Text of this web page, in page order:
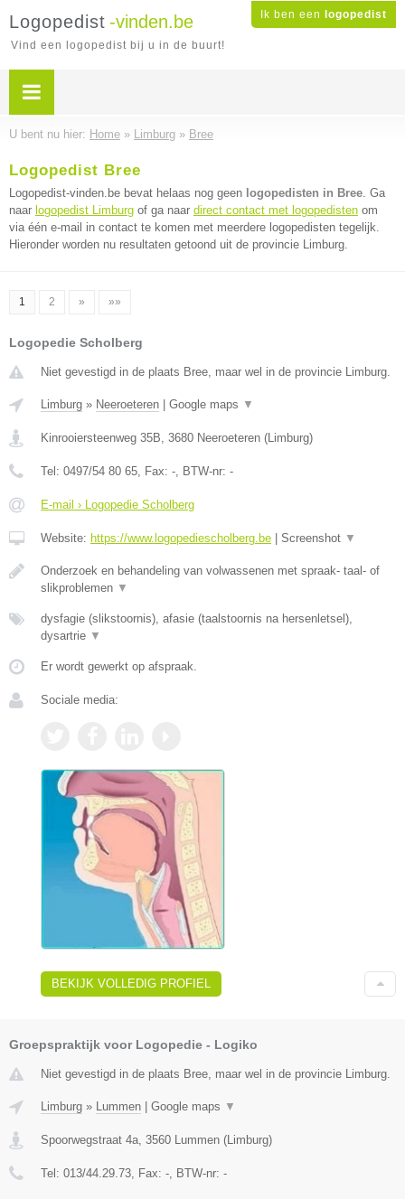
Ik ben een logopedist
Logopedist -vinden.be
Vind een logopedist bij u in de buurt!
U bent nu hier: Home » Limburg » Bree
Logopedist Bree
Logopedist-vinden.be bevat helaas nog geen logopedisten in Bree. Ga
naar logopedist Limburg of ga naar direct contact met logopedisten om
via één e-mail in contact te komen met meerdere logopedisten tegelijk.
Hieronder worden nu resultaten getoond uit de provincie Limburg.
1 2 » »»
Logopedie Scholberg
Niet gevestigd in de plaats Bree, maar wel in de provincie Limburg.
Limburg » Neeroeteren Google maps ▼
Kinrooiersteenweg 35B, 3680 Neeroeteren (Limburg)
Tel: 0497/54 80 65, Fax: -, BTW-nr: -
E-mail › Logopedie Scholberg
Website: https://www.logopediescholberg.be Screenshot ▼
Onderzoek en behandeling van volwassenen met spraak- taal- of
slikproblemen ▼
dysfagie (slikstoornis), afasie (taalstoornis na hersenletsel),
dysartrie ▼
Er wordt gewerkt op afspraak.
Sociale media:
BEKIJK VOLLEDIG PROFIEL
Groepspraktijk voor Logopedie - Logiko
Niet gevestigd in de plaats Bree, maar wel in de provincie Limburg.
Limburg » Lummen Google maps ▼
Spoorwegstraat 4a, 3560 Lummen (Limburg)
Tel: 013/44.29.73, Fax: -, BTW-nr: -